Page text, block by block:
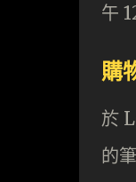
午
購
於
的